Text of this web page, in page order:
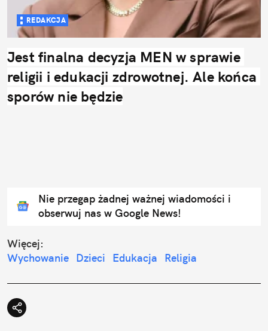
REDAKCJA
Jest finalna decyzja MEN w sprawie
religii i edukacji zdrowotnej. Ale końca
sporów nie będzie
Nie przegap żadnej ważnej wiadomości i
obserwuj nas w Google News!
Więcej:
Wychowanie Dzieci Edukacja Religia